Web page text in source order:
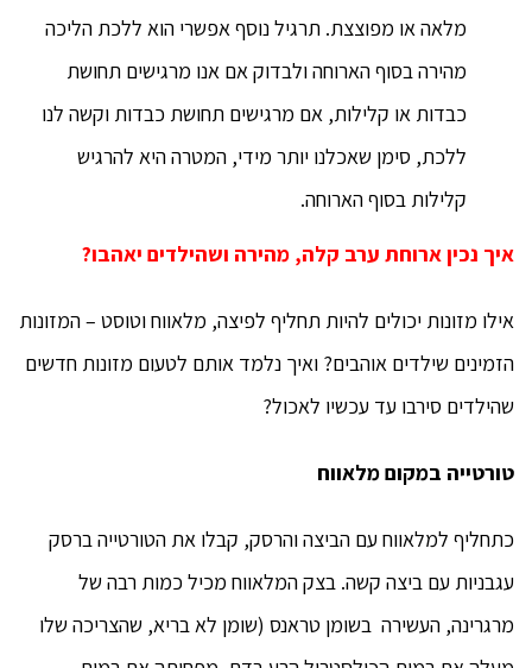
מלאה או מפוצצת. תרגיל נוסף אפשרי הוא ללכת הליכה
מהירה בסוף הארוחה ולבדוק אם אנו מרגישים תחושת
כבדות או קלילות, אם מרגישים תחושת כבדות וקשה לנו
ללכת, סימן שאכלנו יותר מידי, המטרה היא להרגיש
קלילות בסוף הארוחה.
איך נכין ארוחת ערב קלה, מהירה ושהילדים יאהבו?
אילו מזונות יכולים להיות תחליף לפיצה, מלאווח וטוסט – המזונות
הזמינים שילדים אוהבים? ואיך נלמד אותם לטעום מזונות חדשים
שהילדים סירבו עד עכשיו לאכול?
טורטייה במקום מלאווח
כתחליף למלאווח עם הביצה והרסק, קבלו את הטורטייה ברסק
עגבניות עם ביצה קשה. בצק המלאווח מכיל כמות רבה של
מרגרינה, העשירה בשומן טראנס (שומן לא בריא, שהצריכה שלו